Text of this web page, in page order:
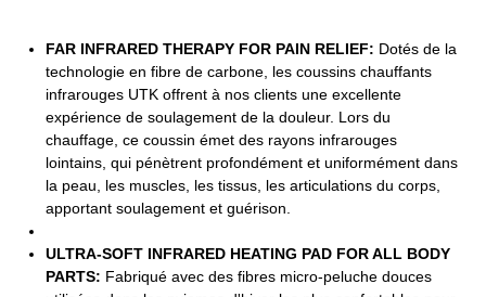
FAR INFRARED THERAPY FOR PAIN RELIEF: Dotés de la
technologie en fibre de carbone, les coussins chauffants
infrarouges UTK offrent à nos clients une excellente
expérience de soulagement de la douleur. Lors du
chauffage, ce coussin émet des rayons infrarouges
lointains, qui pénètrent profondément et uniformément dans
la peau, les muscles, les tissus, les articulations du corps,
apportant soulagement et guérison.
ULTRA-SOFT INFRARED HEATING PAD FOR ALL BODY
PARTS: Fabriqué avec des fibres micro-peluche douces